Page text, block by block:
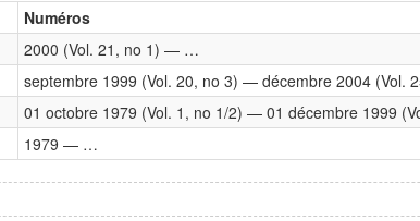
Numéros
2000 (Vol. 21, no 1) — …
septembre 1999 (Vol. 20, no 3) — décembre 2004 (Vol.
01 octobre 1979 (Vol. 1, no 1/2) — 01 décembre 1999
1979 — …